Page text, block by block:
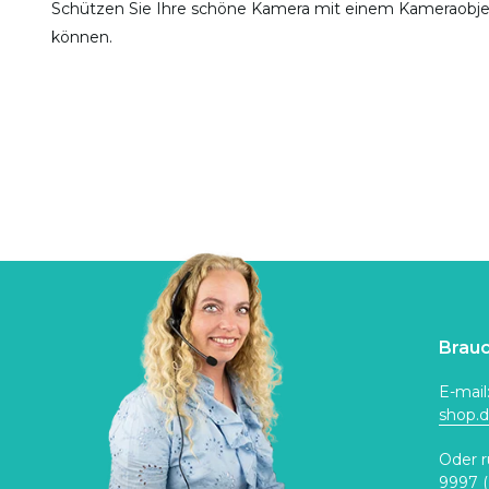
Schützen Sie Ihre schöne Kamera mit einem
können.
E-
Oder
9997